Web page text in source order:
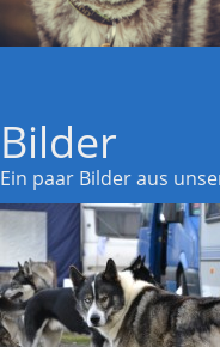
Bilder
Ein paar Bilder aus